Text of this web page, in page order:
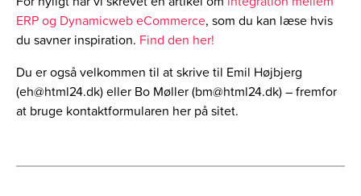
ERP og Dynamicweb eCommerce, som du kan læse hvis
du savner inspiration. Find den her!
Du er også velkommen til at skrive til Emil Højbjerg
(eh@html24.dk) eller Bo Møller (bm@html24.dk) – fremfor
at bruge kontaktformularen her på sitet.